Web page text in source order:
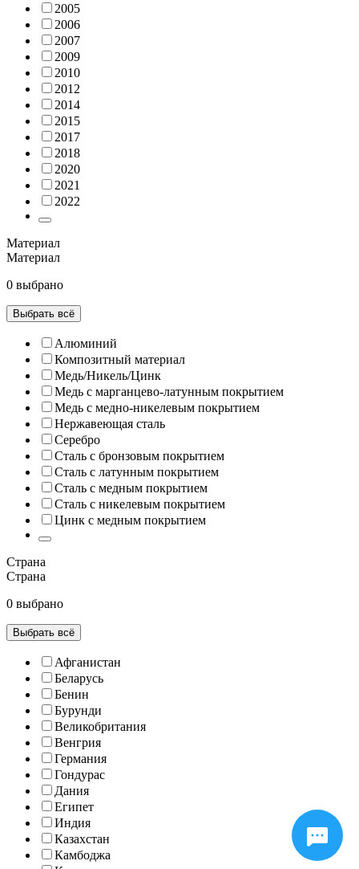
2005
2006
2007
2009
2010
2012
2014
2015
2017
2018
2020
2021
2022
Материал
Материал
0 выбрано
Выбрать всё
Алюминий
Композитный материал
Медь/Никель/Цинк
Медь с марганцево-латунным покрытием
Медь с медно-никелевым покрытием
Нержавеющая сталь
Серебро
Сталь с бронзовым покрытием
Сталь с латунным покрытием
Сталь с медным покрытием
Сталь с никелевым покрытием
Цинк с медным покрытием
Страна
Страна
0 выбрано
Выбрать всё
Афганистан
Беларусь
Бенин
Бурунди
Великобритания
Венгрия
Германия
Гондурас
Дания
Египет
Индия
Казахстан
Камбоджа